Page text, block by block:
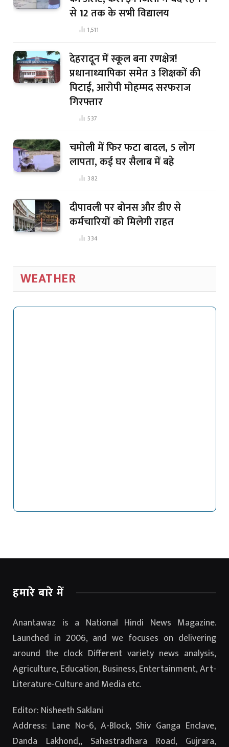
से 12 तक के सभी विद्यालय
1,511
देहरादून में स्कूल बना रणक्षेत्र!
प्रधानाध्यापिका समेत 3 शिक्षकों की
पिटाई, आरोपी मोहम्मद सरफराज
गिरफ्तार
537
चमोली में फिर फटा बादल, 5 लोग
लापता, कई घर सैलाब में बहे
382
दीपावली पर बोनस और डीए से
कर्मचारियों को मिलेगी राहत
334
WEATHER
हमारे बारे में
Anantawaz is a National Hindi News Magazine.
Launched in 2006, and we focuses on delivering
around the clock Different variety news analysis,
Agriculture, Education, Business, Entertainment, Art-
Literature-Culture and Media etc.
Editor: Nisheeth Saklani
Address: Lane No-6, A-Block, Shiv Ganga Enclave,
Danda Lakhond,, Sahastradhara Road, Gujrara,